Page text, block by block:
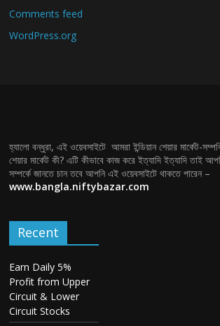
Comments feed
WordPress.org
হ্যালো বন্ধুরা, এই ওয়েবসাইটে আমরা ইন্ডিয়ান শেয়ার মার্কেট-
শেয়ার মার্কেট কী? এটি কীভাবে কাজ করে ইত্যাদি ইত্যাদি তাই
সম্পর্কে জানতে চান তবে আপনি এই ওয়েবসাইটে থাকতে পারেন –
www.bangla.niftybazar.com
Recent
Earn Daily 5%
Profit from Upper
Circuit & Lower
Circuit Stocks